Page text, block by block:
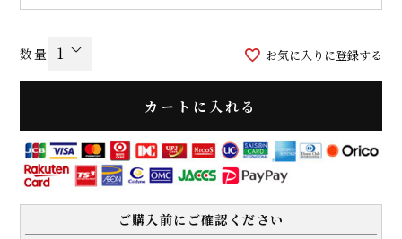
お気に入りに登録する
カートに入れる
ご購入前にご確認ください